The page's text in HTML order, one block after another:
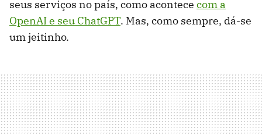
seus serviços no país, como acontece com a
OpenAI e seu ChatGPT. Mas, como sempre, dá-se
um jeitinho.